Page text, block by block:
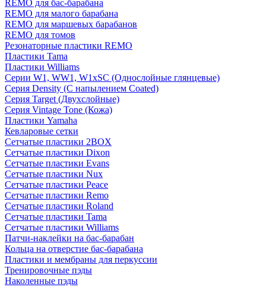
REMO для бас-барабана
REMO для малого барабана
REMO для маршевых барабанов
REMO для томов
Резонаторные пластики REMO
Пластики Tama
Пластики Williams
Серии W1, WW1, W1xSC (Однослойные глянцевые)
Серия Density (C напылением Coated)
Серия Target (Двухслойные)
Серия Vintage Tone (Кожа)
Пластики Yamaha
Кевларовые сетки
Сетчатые пластики 2BOX
Сетчатые пластики Dixon
Сетчатые пластики Evans
Сетчатые пластики Nux
Сетчатые пластики Peace
Сетчатые пластики Remo
Сетчатые пластики Roland
Сетчатые пластики Tama
Сетчатые пластики Williams
Патчи-наклейки на бас-барабан
Кольца на отверстие бас-барабана
Пластики и мембраны для перкуссии
Тренировочные пэды
Наколенные пэды